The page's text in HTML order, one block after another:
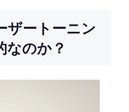
ザートーニン
なのか？